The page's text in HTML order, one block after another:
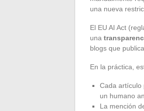
una nueva
El EU AI Act
una
blogs que
En la práctica,
Cada artículo
un humano
La mención